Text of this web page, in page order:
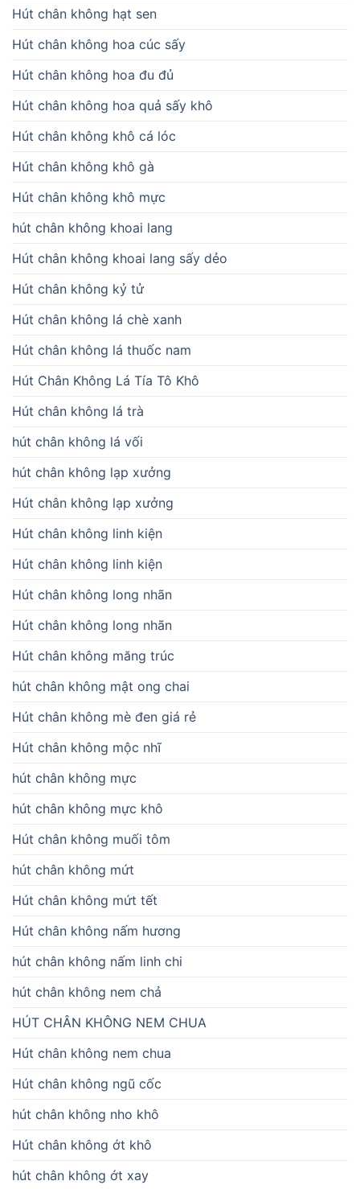
Hút chân không hạt sen
Hút chân không hoa cúc sấy
Hút chân không hoa đu đủ
Hút chân không hoa quả sấy khô
Hút chân không khô cá lóc
Hút chân không khô gà
Hút chân không khô mực
hút chân không khoai lang
Hút chân không khoai lang sấy dẻo
Hút chân không kỷ tử
Hút chân không lá chè xanh
Hút chân không lá thuốc nam
Hút Chân Không Lá Tía Tô Khô
Hút chân không lá trà
hút chân không lá vối
hút chân không lạp xưởng
Hút chân không lạp xưởng
Hút chân không linh kiện
Hút chân không linh kiện
Hút chân không long nhãn
Hút chân không long nhãn
Hút chân không măng trúc
hút chân không mật ong chai
Hút chân không mè đen giá rẻ
Hút chân không mộc nhĩ
hút chân không mực
hút chân không mực khô
Hút chân không muối tôm
hút chân không mứt
Hút chân không mứt tết
Hút chân không nấm hương
hút chân không nấm linh chi
hút chân không nem chả
HÚT CHÂN KHÔNG NEM CHUA
Hút chân không nem chua
Hút chân không ngũ cốc
hút chân không nho khô
Hút chân không ớt khô
hút chân không ớt xay